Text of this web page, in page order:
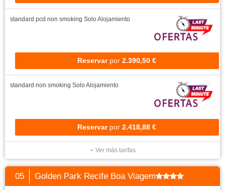
standard pcd non smoking Solo Alojamiento
Reservar por 2.390,50 €
standard non smoking Solo Alojamiento
Reservar por 2.418,88 €
Ver más tarifas
05 Golden Park Recife Boa Viagem